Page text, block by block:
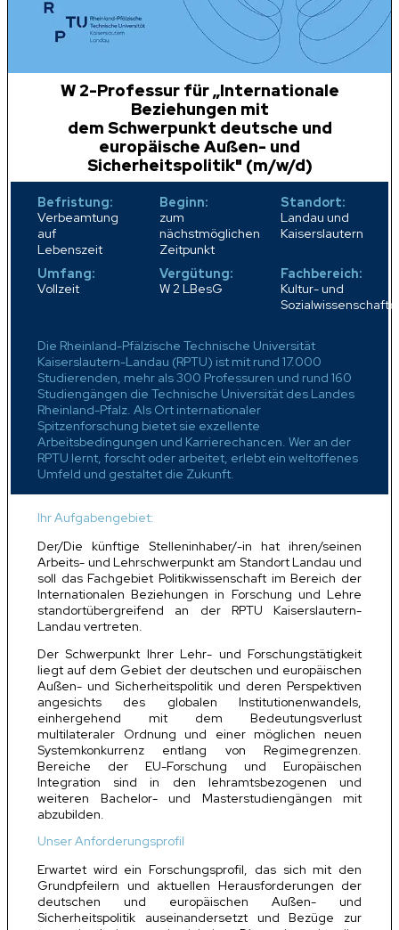
W 2-Professur für „Internationale
Beziehungen mit
dem Schwerpunkt deutsche und
europäische Außen- und
Sicherheitspolitik" (m/w/d)
Befristung:
Verbeamtung
auf
Lebenszeit
Beginn:
zum
nächstmöglichen
Zeitpunkt
Standort:
Landau und
Kaiserslautern
Umfang:
Vollzeit
Vergütung:
W 2 LBesG
Fachbereich:
Kultur- und
Die Rheinland-Pfälzische Technische Universität
Kaiserslautern-Landau (RPTU) ist mit rund 17.000
Studierenden, mehr als 300 Professuren und rund 160
Studiengängen die Technische Universität des Landes
Rheinland-Pfalz. Als Ort internationaler
Spitzenforschung bietet sie exzellente
Arbeitsbedingungen und Karrierechancen. Wer an der
RPTU lernt, forscht oder arbeitet, erlebt ein weltoffenes
Umfeld und gestaltet die Zukunft.
Ihr Aufgabengebiet:
Der/Die künftige Stelleninhaber/-in hat ihren/seinen
Arbeits- und Lehrschwerpunkt am Standort Landau und
soll das Fachgebiet Politikwissenschaft im Bereich der
Inter­nationalen Beziehungen in Forschung und Lehre
standortübergreifend an der RPTU Kaiserslautern-
Landau vertreten.
Der Schwerpunkt Ihrer Lehr- und Forschungstätigkeit
liegt auf dem Gebiet der deutschen und europäischen
Außen- und Sicherheitspolitik und deren Perspektiven
angesichts des globalen Institutionenwandels,
einhergehend mit dem Bedeutungsverlust
multilateraler Ordnung und einer möglichen neuen
Systemkonkurrenz entlang von Regimegrenzen.
Bereiche der EU-Forschung und Europäischen
Integration sind in den lehramtsbezogenen und
weiteren Bachelor- und Masterstudiengängen mit
abzubilden.
Unser Anforderungsprofil
Erwartet wird ein Forschungsprofil, das sich mit den
Grundpfeilern und aktuellen Herausforderungen der
deutschen und europäischen Außen- und
Sicherheitspolitik auseinandersetzt und Bezüge zur